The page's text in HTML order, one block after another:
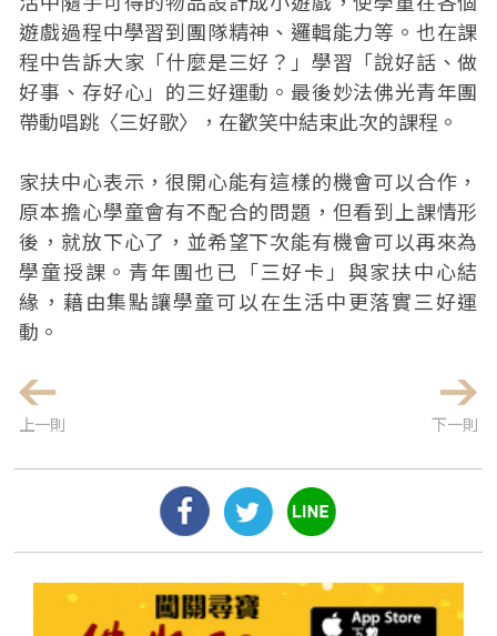
遊戲過程中學習到團隊精神、邏輯能力等。也在課
程中告訴大家「什麼是三好？」學習「說好話、做
好事、存好心」的三好運動。最後妙法佛光青年團
帶動唱跳〈三好歌〉，在歡笑中結束此次的課程。
家扶中心表示，很開心能有這樣的機會可以合作，
原本擔心學童會有不配合的問題，但看到上課情形
後，就放下心了，並希望下次能有機會可以再來為
學童授課。青年團也已「三好卡」與家扶中心結
緣，藉由集點讓學童可以在生活中更落實三好運
動。
上一則 下一則